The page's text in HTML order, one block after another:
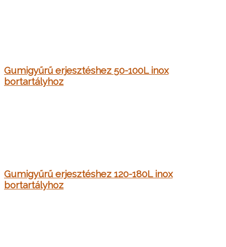
Gumigyűrű erjesztéshez 50-100L inox
bortartályhoz
Gumigyűrű erjesztéshez 120-180L inox
bortartályhoz